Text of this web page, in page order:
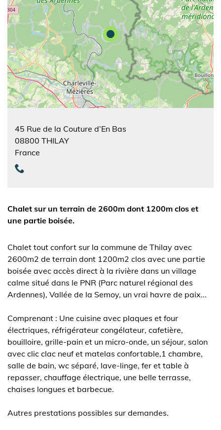
45 Rue de la Couture d’En Bas
08800 THILAY
France
Chalet sur un terrain de 2600m dont 1200m clos et
une partie boisée.
Chalet tout confort sur la commune de Thilay avec
2600m2 de terrain dont 1200m2 clos avec une partie
boisée avec accès direct à la rivière dans un village
calme situé dans le PNR (Parc naturel régional des
Ardennes), Vallée de la Semoy, un vrai havre de paix...
Comprenant : Une cuisine avec plaques et four
électriques, réfrigérateur congélateur, cafetière,
bouilloire, grille-pain et un micro-onde, un séjour, salon
avec clic clac neuf et matelas confortable,1 chambre,
salle de bain, wc séparé, lave-linge, fer et table à
repasser, chauffage électrique, une belle terrasse,
chaises longues et barbecue.
Autres prestations possibles sur demandes.